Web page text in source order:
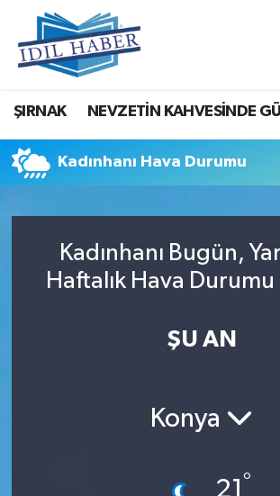
ŞIRNAK NEVZETİN KAHVESİNDE
Kadınhanı Hava Durumu
Kadınhanı Bugün,
Haftalık Hava Durumu
ŞU AN
Konya
21°
Nöbetçi Eczaneler
Hava Durumu
Trafik Durumu
Tüm Manşetler